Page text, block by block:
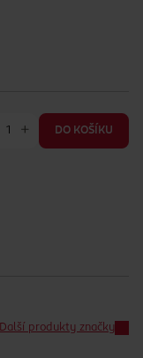
+ DO KOŠÍKU
Další produkty značky